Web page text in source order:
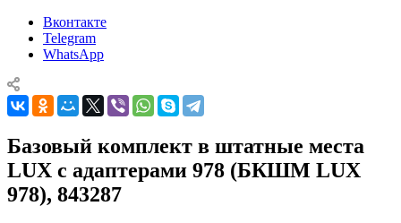
Вконтакте
Telegram
WhatsApp
Базовый комплект в штатные места
LUX с адаптерами 978 (БКШМ LUX
978), 843287